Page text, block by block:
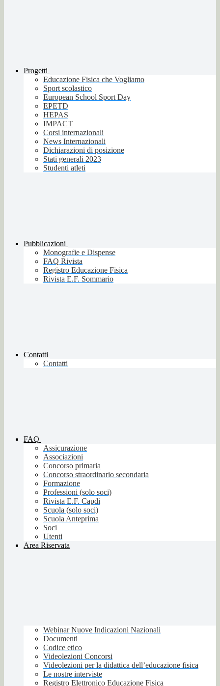
Progetti
Educazione Fisica che Vogliamo
Sport scolastico
European School Sport Day
EPETD
HEPAS
IMPACT
Corsi internazionali
News Internazionali
Dichiarazioni di posizione
Stati generali 2023
Studenti atleti
Pubblicazioni
Monografie e Dispense
FAQ Rivista
Registro Educazione Fisica
Rivista E.F. Sommario
Contatti
Contatti
FAQ
Assicurazione
Associazioni
Concorso primaria
Concorso straordinario secondaria
Formazione
Professioni (solo soci)
Rivista E.F. Capdi
Scuola (solo soci)
Scuola Anteprima
Soci
Utenti
Area Riservata
Webinar Nuove Indicazioni Nazionali
Documenti
Codice etico
Videolezioni Concorsi
Videolezioni per la didattica dell’educazione fisica
Le nostre interviste
Registro Elettronico Educazione Fisica